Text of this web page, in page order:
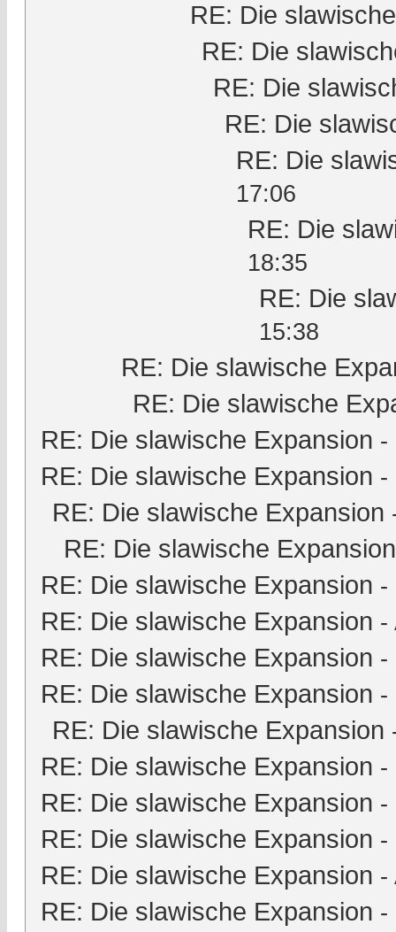
RE: Die
RE: Die
RE: Die
RE: Die
RE: Die
17:06
RE: Die
18:35
RE: Die
15:38
RE: Die slawische
RE: Die slawische
RE: Die slawische Expansion -
RE: Die slawische Expansion -
RE: Die slawische Expansion
RE: Die slawische Expansion
RE: Die slawische Expansion -
RE: Die slawische Expansion -
RE: Die slawische Expansion -
RE: Die slawische Expansion -
RE: Die slawische Expansion
RE: Die slawische Expansion -
RE: Die slawische Expansion -
RE: Die slawische Expansion -
RE: Die slawische Expansion -
RE: Die slawische Expansion -